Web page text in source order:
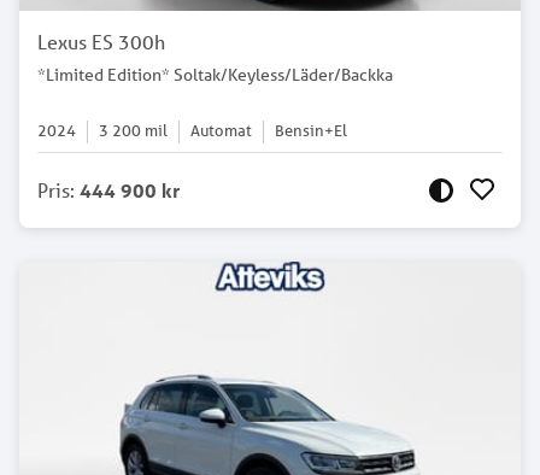
Lexus ES 300h
*Limited Edition* Soltak/Keyless/Läder/Backka
2024 3 200 mil Automat Bensin+El
Pris: 444 900 kr